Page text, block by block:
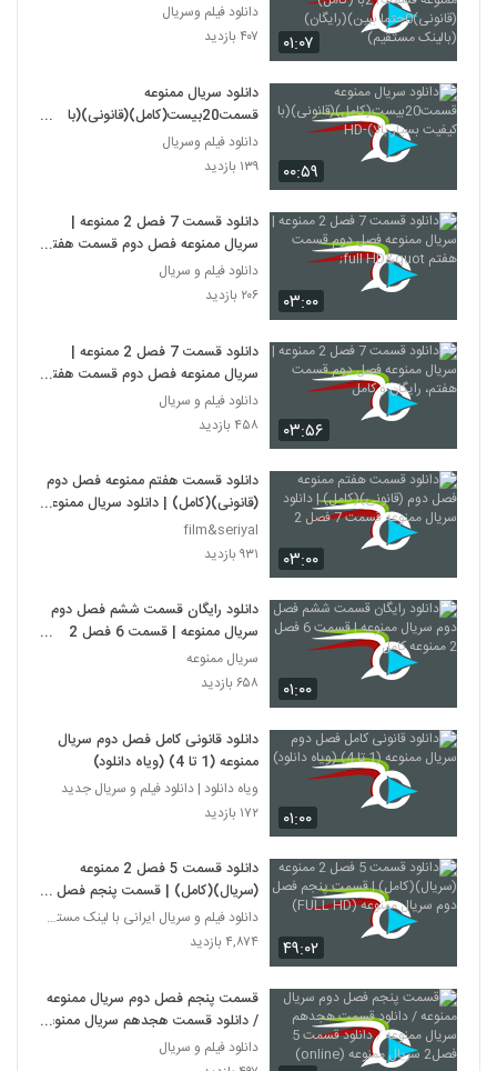
۰۱:۰۷
ببین)(رایگان)(بالینک مستقیم)
دانلود فیلم وسریال
۴۰۷ بازدید
۰۰:۵۹
دانلود سریال ممنوعه
قسمت20بیست(کامل)(قانونی)(با
کیفیت بسیار بالا)-HD
دانلود فیلم وسریال
۱۳۹ بازدید
۰۳:۰۰
دانلود قسمت 7 فصل 2 ممنوعه |
سریال ممنوعه فصل دوم قسمت هفتم
full HD"
دانلود فیلم و سریال
۲۰۶ بازدید
۰۳:۵۶
دانلود قسمت 7 فصل 2 ممنوعه |
سریال ممنوعه فصل دوم قسمت هفتم،
رایگان و کامل
دانلود فیلم و سریال
۴۵۸ بازدید
۰۳:۰۰
دانلود قسمت هفتم ممنوعه فصل دوم
(قانونی)(کامل) | دانلود سریال ممنوعه
قسمت 7 فصل 2
film&seriyal
۹۳۱ بازدید
۰۱:۰۰
دانلود رایگان قسمت ششم فصل دوم
سریال ممنوعه | قسمت 6 فصل 2
ممنوعه کامل
سریال ممنوعه
۶۵۸ بازدید
۰۱:۰۰
دانلود قانونی کامل فصل دوم سریال
ممنوعه (1 تا 4) (ویاه دانلود)
ویاه دانلود | دانلود فیلم و سریال جدید
۱۷۲ بازدید
۴۹:۰۲
دانلود قسمت 5 فصل 2 ممنوعه
(سریال)(کامل) | قسمت پنجم فصل
دوم سریال ممنوعه (FULL HD)
دانلود فیلم و سریال ایرانی با لینک مستقیم
۴,۸۷۴ بازدید
قسمت پنجم فصل دوم سریال ممنوعه
/ دانلود قسمت هجدهم سریال ممنوعه
ممنوعه (online)
دانلود فیلم و سریال